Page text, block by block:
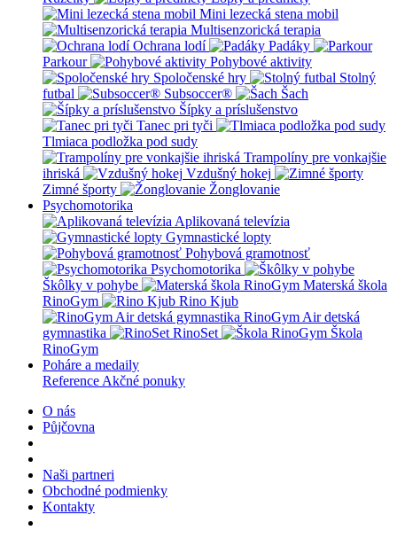
Mini lezecká stena mobil
Multisenzorická terapia
Ochrana lodí
Padáky
Parkour
Pohybové aktivity
Spoločenské hry
Stolný
futbal
Subsoccer®
Šach
Šípky a príslušenstvo
Tanec pri tyči
Tlmiaca podložka pod sudy
Trampolíny pre vonkajšie
ihriská
Vzdušný hokej
Zimné športy
Žonglovanie
Psychomotorika
Aplikovaná televízia
Gymnastické lopty
Pohybová gramotnosť
Psychomotorika
Škôlky v pohybe
Materská škola
RinoGym
Rino Kjub
RinoGym Air detská
gymnastika
RinoSet
Škola
RinoGym
Poháre a medaily
Reference Akčné ponuky
O nás
Půjčovna
Naši partneri
Obchodné podmienky
Kontakty